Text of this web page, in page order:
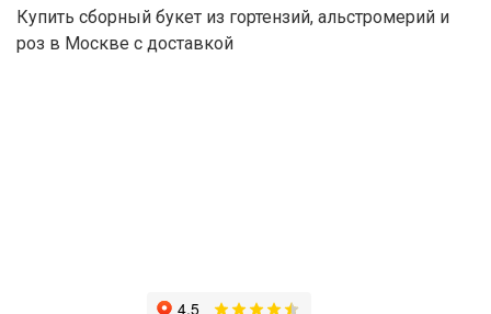
Купить сборный букет из гортензий, альстромерий и
роз в Москве с доставкой